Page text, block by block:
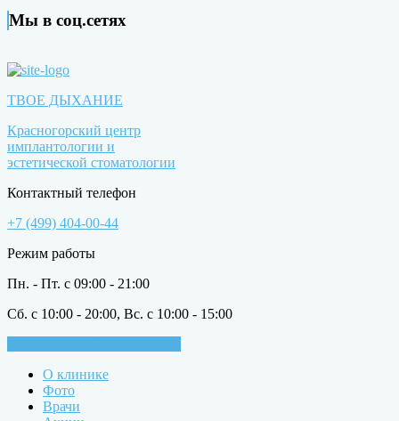
Мы в соц.сетях
ТВОЕ ДЫХАНИЕ
Красногорский центр
имплантологии и
эстетической стоматологии
Контактный телефон
+7 (499) 404-00-44
Режим работы
Пн. - Пт. с 09:00 - 21:00
Сб. с 10:00 - 20:00, Вс. с 10:00 - 15:00
О клинике
Фото
Врачи